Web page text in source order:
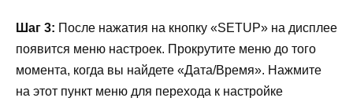
Шаг 3: После нажатия на кнопку «SETUP» на дисплее
появится меню настроек. Прокрутите меню до того
момента, когда вы найдете «Дата/Время». Нажмите
на этот пункт меню для перехода к настройке